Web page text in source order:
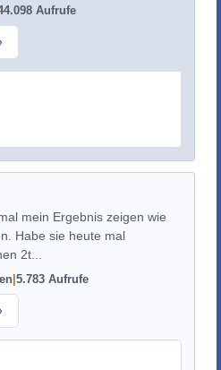
Aufrufe
mein Ergebnis zeigen wie
Habe sie heute mal
2t...
5.783 Aufrufe